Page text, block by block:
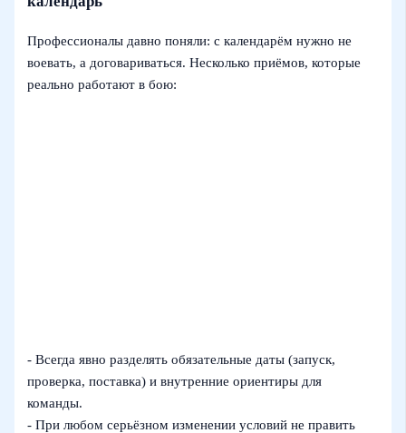
Профессионалы давно поняли: с календарём нужно не
воевать, а договариваться. Несколько приёмов, которые
реально работают в бою:
- Всегда явно разделять обязательные даты (запуск,
проверка, поставка) и внутренние ориентиры для
команды.
- При любом серьёзном изменении условий не править